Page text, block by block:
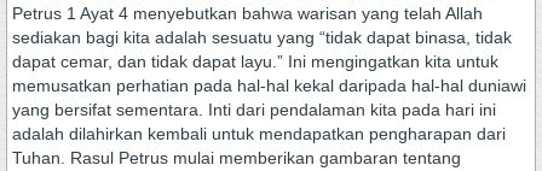
Petrus 1 Ayat 4 menyebutkan bahwa warisan yang telah Allah
sediakan bagi kita adalah sesuatu yang “tidak dapat binasa, tidak
dapat cemar, dan tidak dapat layu.” Ini mengingatkan kita untuk
memusatkan perhatian pada hal-hal kekal daripada hal-hal duniawi
yang bersifat sementara. Inti dari pendalaman kita pada hari ini
adalah dilahirkan kembali untuk mendapatkan pengharapan dari
Tuhan. Rasul Petrus mulai memberikan gambaran tentang